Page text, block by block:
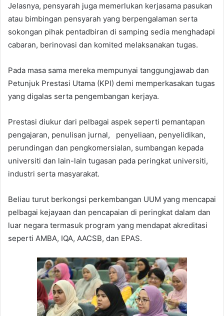
Jelasnya, pensyarah juga memerlukan kerjasama pasukan
atau bimbingan pensyarah yang berpengalaman serta
sokongan pihak pentadbiran di samping sedia menghadapi
cabaran, berinovasi dan komited melaksanakan tugas.
Pada masa sama mereka mempunyai tanggungjawab dan
Petunjuk Prestasi Utama (KPI) demi memperkasakan tugas
yang digalas serta pengembangan kerjaya.
Prestasi diukur dari pelbagai aspek seperti pemantapan
pengajaran, penulisan jurnal, penyeliaan, penyelidikan,
perundingan dan pengkomersialan, sumbangan kepada
universiti dan lain-lain tugasan pada peringkat universiti,
industri serta masyarakat.
Beliau turut berkongsi perkembangan UUM yang mencapai
pelbagai kejayaan dan pencapaian di peringkat dalam dan
luar negara termasuk program yang mendapat akreditasi
seperti AMBA, IQA, AACSB, dan EPAS.